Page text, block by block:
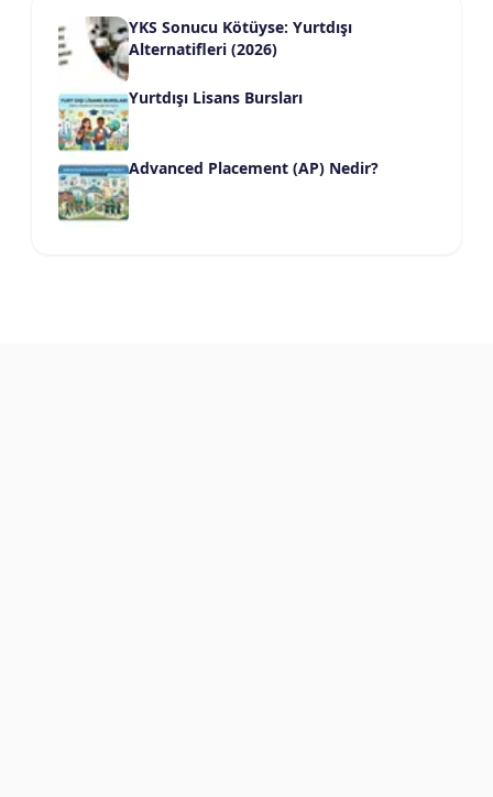
YKS Sonucu Kötüyse: Yurtdışı
Alternatifleri (2026)
Yurtdışı Lisans Bursları
Advanced Placement (AP) Nedir?